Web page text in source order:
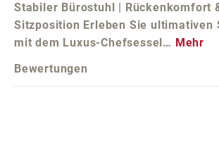
Stabiler Bürostuhl | Rückenkomfort
Sitzposition Erleben Sie ultimativen
mit dem Luxus-Chefsessel… Mehr
Bewertungen